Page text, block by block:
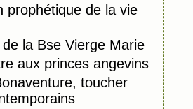
prophétique de la vie
la Bse Vierge Marie
aux princes angevins
toucher